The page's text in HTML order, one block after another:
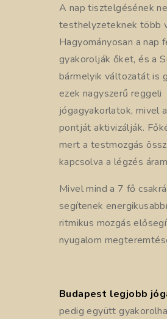
A nap tisztelgésének
testhelyzeteknek több
Hagyományosan a nap
gyakorolják őket, és a
bármelyik változatát is
ezek nagyszerű reggeli
jógagyakorlatok, mivel
pontját aktivizálják.
mert a testmozgás
kapcsolva a légzés
Mivel mind a 7 fő
segítenek
ritmikus mozgás
nyugalom
Budapest legjobb
pedig együtt